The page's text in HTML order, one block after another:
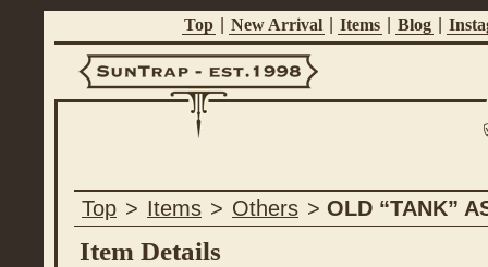
Top New Arrival Items Blog
Est.1998
Top > Items > Others > OLD “TANK”
Item Details